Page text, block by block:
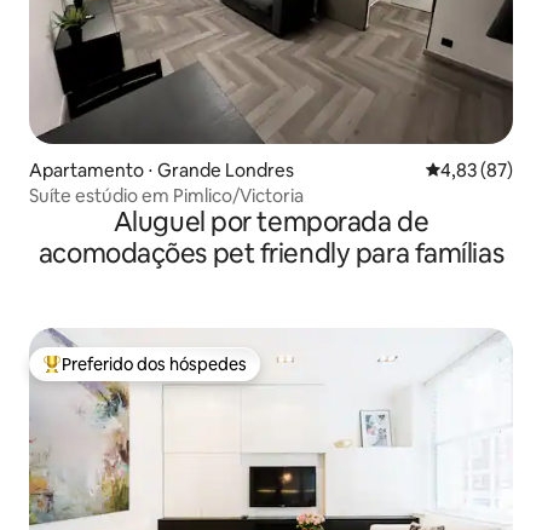
Apartamento ⋅ Grande Londres 4,83 de uma
4,83 (87)
Suíte estúdio em Pimlico/Victoria
Aluguel por temporada de
acomodações pet friendly para famílias
Entre os melhores preferidos dos hóspedes
Preferido dos hóspedes